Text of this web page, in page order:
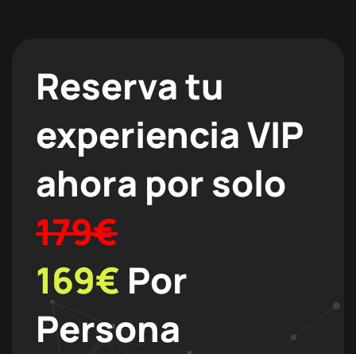
Reserva tu
experiencia VIP
ahora por solo
179€
169€ Por
Persona